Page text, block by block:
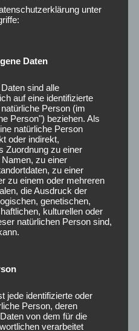
unter
Daten
sind alle
auf eine identifizierte
Person (im
Person") beziehen. Als
natürliche Person
oder indirekt,
Zuordnung zu einer
zu einer
zu einer
zu einem oder mehreren
die Ausdruck der
genetischen,
kulturellen oder
natürlichen Person sind,
jede identifizierte oder
Person, deren
von dem für die
verarbeitet